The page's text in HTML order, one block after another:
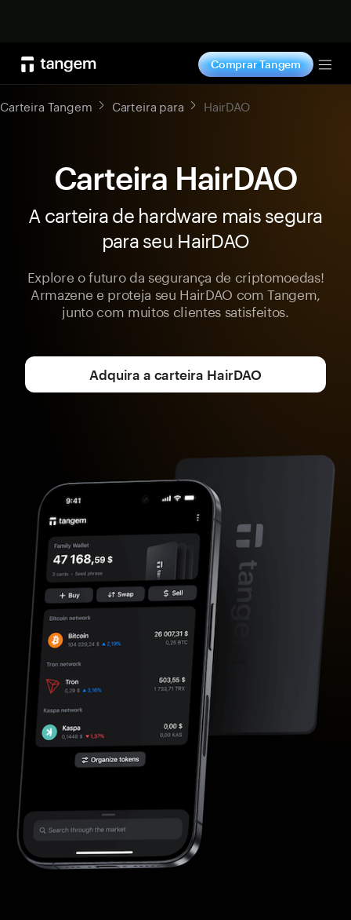
Comprar Tangem
Carteira Tangem Carteira para HairDAO
Carteira HairDAO
A carteira de hardware mais segura
para seu HairDAO
Explore o futuro da segurança de criptomoedas!
Armazene e proteja seu HairDAO com Tangem,
junto com muitos clientes satisfeitos.
Adquira a carteira HairDAO